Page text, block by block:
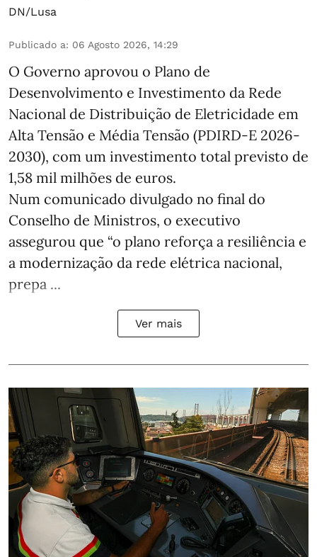
DN/Lusa
Publicado a: 06 Agosto 2026, 14:29
O Governo aprovou o Plano de
Desenvolvimento e Investimento da Rede
Nacional de Distribuição de Eletricidade em
Alta Tensão e Média Tensão (PDIRD-E 2026-
2030), com um investimento total previsto de
1,58 mil milhões de euros.
Num comunicado divulgado no final do
Conselho de Ministros, o executivo
assegurou que “o plano reforça a resiliência e
a modernização da rede elétrica nacional,
prepa ...
Ver mais